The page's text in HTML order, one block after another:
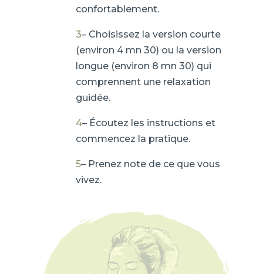
confortablement.
3– Choisissez la version courte
(environ 4 mn 30) ou la version
longue (environ 8 mn 30) qui
comprennent une relaxation
guidée.
4– Écoutez les instructions et
commencez la pratique.
5– Prenez note de ce que vous
vivez.